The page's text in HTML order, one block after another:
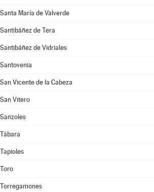
Santa María de Valverde
Santibáñez de Tera
Santibáñez de Vidriales
Santovenia
San Vicente de la Cabeza
San Vitero
Sanzoles
Tábara
Tapioles
Toro
Torregamones